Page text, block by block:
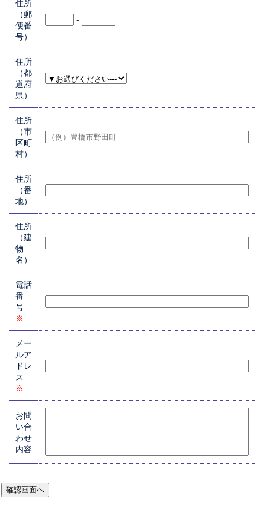
住所
（郵
便番
号）
-
住所
（都
道府
県）
住所
（市
区町
村）
住所
（番
地）
住所
（建
物
名）
電話
番
号
※
メー
ルア
ドレ
ス
※
お問
い合
わせ
内容